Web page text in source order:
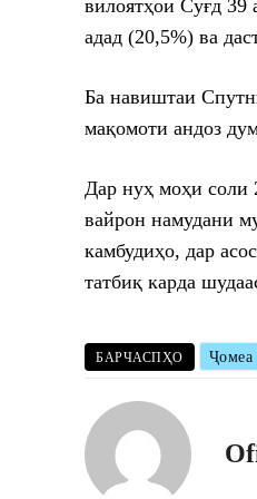
вилоятҳои Суғд
адад (20,5%) ва
Ба навиштаи
мақомоти андоз
Дар нуҳ моҳи соли
вайрон намудани
камбудиҳо, дар
татбиқ карда
БАРЧАСПҲО Ҷомеа